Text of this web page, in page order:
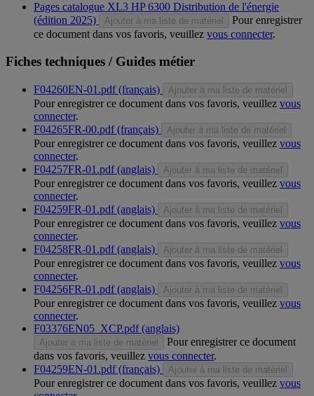
Pages catalogue XL3 HP 6300 Distribution de l'énergie
(édition 2025)
Ajouter à ma liste de matériel
Pour enregistrer
ce document dans vos favoris, veuillez vous connecter.
Fiches techniques / Guides métier
F04260EN-01.pdf (français) Ajouter à ma liste de matériel
Pour enregistrer ce document dans vos favoris, veuillez vous
connecter.
F04265FR-00.pdf (français)
Ajouter à ma liste de matériel
Pour enregistrer ce document dans vos favoris, veuillez vous
connecter.
F04257FR-01.pdf (anglais)
Ajouter à ma liste de matériel
Pour enregistrer ce document dans vos favoris, veuillez vous
connecter.
F04259FR-01.pdf (anglais)
Ajouter à ma liste de matériel
Pour enregistrer ce document dans vos favoris, veuillez vous
connecter.
F04258FR-01.pdf (anglais)
Ajouter à ma liste de matériel
Pour enregistrer ce document dans vos favoris, veuillez vous
connecter.
F04256FR-01.pdf (anglais)
Ajouter à ma liste de matériel
Pour enregistrer ce document dans vos favoris, veuillez vous
connecter.
F03376EN05_XCP.pdf (anglais)
Ajouter à ma liste de matériel
Pour enregistrer ce document
dans vos favoris, veuillez vous connecter.
F04259EN-01.pdf (français)
Ajouter à ma liste de matériel
Pour enregistrer ce document dans vos favoris, veuillez vous